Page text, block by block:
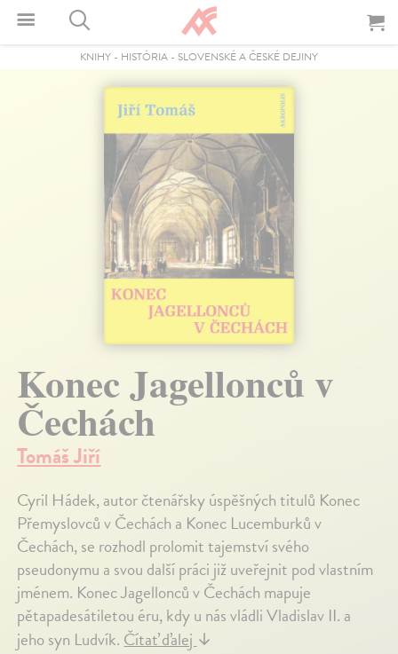
KNIHY - HISTÓRIA - SLOVENSKÉ A ČESKÉ DEJINY
Konec Jagellonců v
Čechách
Tomáš Jiří
Cyril Hádek, autor čtenářsky úspěšných titulů Konec
Přemyslovců v Čechách a Konec Lucemburků v
Čechách, se rozhodl prolomit tajemství svého
pseudonymu a svou další práci již uveřejnit pod vlastním
jménem. Konec Jagellonců v Čechách mapuje
pětapadesátiletou éru, kdy u nás vládli Vladislav II. a
jeho syn Ludvík.Čítať ďalej↓